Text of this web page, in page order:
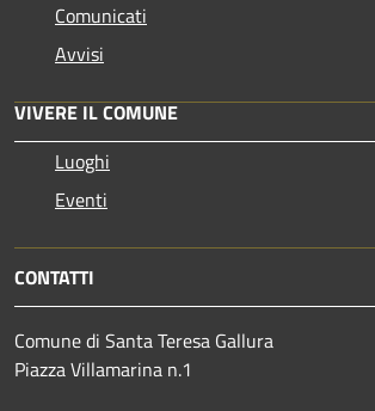
Comunicati
Avvisi
VIVERE IL COMUNE
Luoghi
Eventi
CONTATTI
Comune di Santa Teresa Gallura
Piazza Villamarina n.1